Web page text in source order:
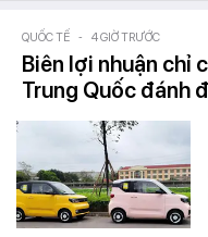
QUỐC TẾ - 4 GIỜ TRƯỚC
Biên lợi nhuận chỉ
Trung Quốc đánh